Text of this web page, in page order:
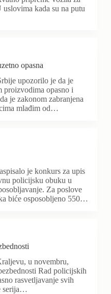
kada su na putu
opasna
upozorilo je da je
proizvodima opasno i
je zakonom zabranjena
mlađim od…
je konkurs za upis
policijsku obuku u
Za poslove
biće osposobljeno 550…
u novembru,
Rad policijskih
rasvetljavanje svih
serija…